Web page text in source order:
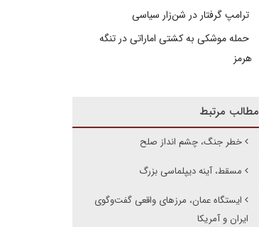
ترامپ گرفتار در شن‌زار سیاسی
حمله موشکی به کشتی اماراتی در تنگه
هرمز
مطالب مرتبط
خطر جنگ، چشم انداز صلح
مسقط، آینه دیپلماسی بزرگ
ایستگاه عمان، مرزهای واقعی گفت‌وگوی
ایران و آمریکا